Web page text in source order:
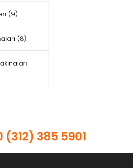
(9)
(8)
(312) 385 5901